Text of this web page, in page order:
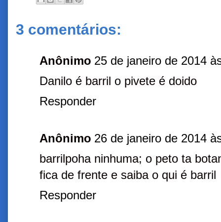
3 comentários:
Anônimo 25 de janeiro de 2014
Danilo é barril o pivete é doido
Responder
Anônimo 26 de janeiro de 2014
barrilpoha ninhuma; o peto ta
fica de frente e saiba o qui é barril
Responder